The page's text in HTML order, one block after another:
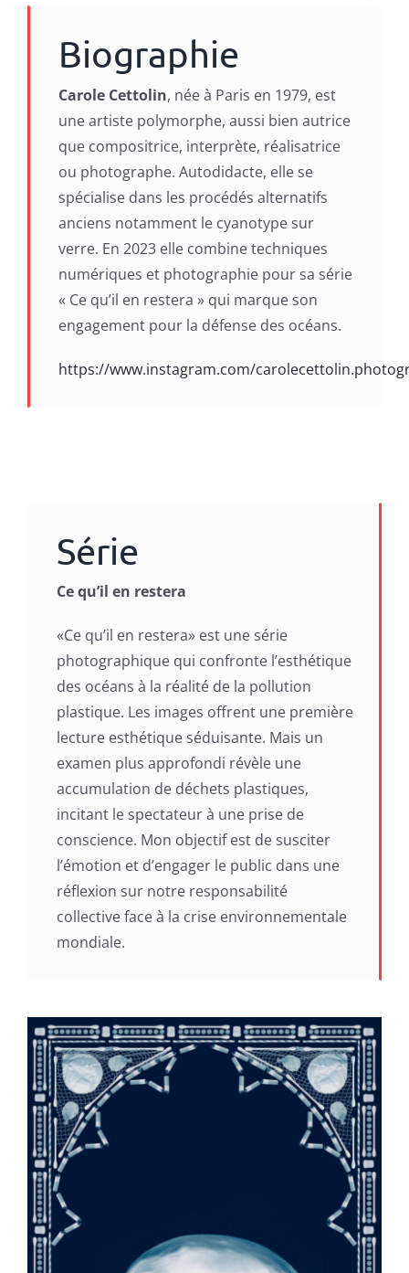
Biographie
Carole Cettolin, née à Paris en 1979, est
une artiste polymorphe, aussi bien autrice
que compositrice, interprète, réalisatrice
ou photographe. Autodidacte, elle se
spécialise dans les procédés alternatifs
anciens notamment le cyanotype sur
verre. En 2023 elle combine techniques
numériques et photographie pour sa série
« Ce qu’il en restera » qui marque son
engagement pour la défense des océans.
https://www.instagram.com/
Série
Ce qu’il en restera
«Ce qu’il en restera» est une série
photographique qui confronte l’esthétique
des océans à la réalité de la pollution
plastique. Les images offrent une première
lecture esthétique séduisante. Mais un
examen plus approfondi révèle une
accumulation de déchets plastiques,
incitant le spectateur à une prise de
conscience. Mon objectif est de susciter
l’émotion et d’engager le public dans une
réflexion sur notre responsabilité
collective face à la crise environnementale
mondiale.